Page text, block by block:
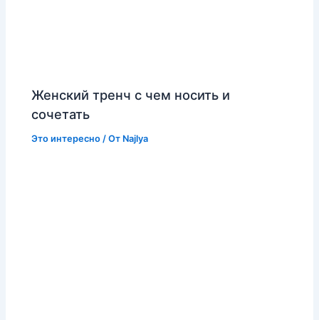
Женский тренч с чем носить и
сочетать
Это интересно / От Najlya